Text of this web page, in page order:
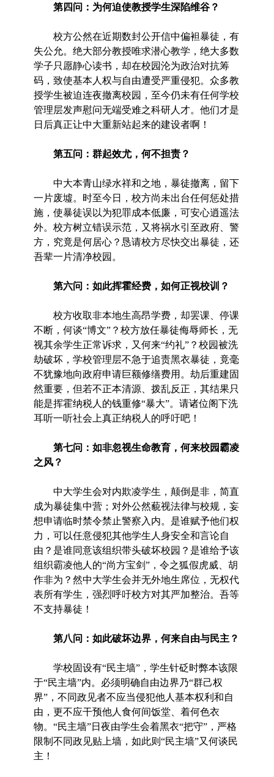
第四问：为何迫使教授学生深陷维谷？
校方公然在近期数封公开信中偏袒暴徒，有
失公允。绝大部分教授唯求潜心教学，绝大多数
学子只愿静心读书，却在校园沦为政治对抗筹
码，致使基本人权与自由遭受严重侵犯。众多教
授学生被迫连夜撤离校园，至今仍未有任何学校
管理层发声慰问无端受难之科研人才。他们才是
日后真正让中大重新站起来的建设者啊！
第五问：群起效尤，何不担责？
中大本青山绿水祥和之地，暴徒撤离，留下
一片废墟。时至今日，校方尚未出台任何惩处措
施，使暴徒误以为犯罪成本低廉，可安心逍遥法
外。校方树立错误示范，又将祸水引至政府、警
方，究竟是何居心？恳请校方尽快交出暴徒，还
吾辈一片清净校园。
第六问：如此挥霍经费，如何正视校训？
校方收取非本地生高昂学费，却罢课、停课
不断，何谈“博文”？校方放任暴徒侮辱师长，无
视其余学生正常诉求，又何来“约礼”？校园被洗
劫破坏，学校管理层不急于追责黑衣暴徒，竟毫
不犹豫地向政府申请巨额修缮费用。劫后重建固
然重要，但若不正本清源、拨乱反正，其结果只
能是挥霍纳税人的钱重修“暴大”。请诸位阁下洗
耳听一听社会上真正纳税人的呼吁吧！
第七问：如非忽视生命教育，何来校园霸凌
之风？
中大学生会对内欺凌学生，颠倒是非，简直
成为暴徒集中营；对外公然藐视法律与校规，妄
想申请临时禁令禁止警察入内。是谁赋予他们权
力，可以任意侵犯其他学生人身安全和言论自
由？是谁同意该组织带头破坏校园？是谁给予该
组织霸凌他人的“尚方宝剑”，令之狐假虎威、胡
作非为？然中大学生会并无外地生席位，无权代
表所有学生，强烈呼吁校方对其严加整治。吾等
不支持暴徒！
第八问：如此破坏边界，何来自由与民主？
学校固设有“民主墙”，学生针砭时弊本该限
于“民主墙”内。必须明确自由边界乃“群己权
界”，不同政见者不应当侵犯他人基本权利和自
由，更不应干预他人食何间饭堂、着何色衣
物。“民主墙”日夜由学生会着黑衣“把守”，严格
限制不同政见贴上墙，如此则“民主墙”又何谈民
主！